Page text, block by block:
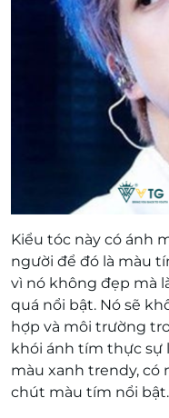
Kiểu tóc này có ánh
người để đó là màu
vì nó không đẹp mà
quá nổi bật. Nó sẽ
hợp và môi trường
khói ánh tím thực sự
màu xanh trendy, có
chút màu tím nổi bật.